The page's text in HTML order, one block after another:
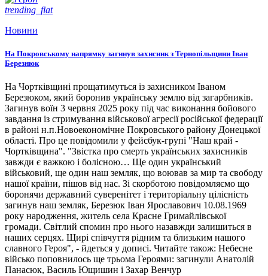
trending_flat
Новини
На Покровському напрямку загинув захисник з Тернопільщини Іван
Березнюк
На Чортківщині прощатимуться із захисником Іваном
Березюком, який боронив українську землю від загарбників.
Загинув воїн 3 червня 2025 року під час виконання бойового
завдання із стримування військової агресії російської федерації
в районі н.п.Новоекономічне Покровського району Донецької
області. Про це повідомили у фейсбук-групі "Наш край -
Чортківщина". "Звістка про смерть українських захисників
завжди є важкою і болісною… Ще один український
військовий, ще один наш земляк, що воював за мир та свободу
нашої країни, пішов від нас. Зі скорботою повідомляємо що
боронячи державний суверенітет і територіальну цілісність
загинув наш земляк, Березюк Іван Ярославович 10.08.1969
року народження, житель села Красне Гримайлівської
громади. Світлий спомин про нього назавжди залишиться в
наших серцях. Щирі співчуття рідним та близьким нашого
славного Героя", - йдеться у дописі. Читайте також: Небесне
військо поповнилось ще трьома Героями: загинули Анатолій
Панасюк, Василь Ющишин і Захар Венчур